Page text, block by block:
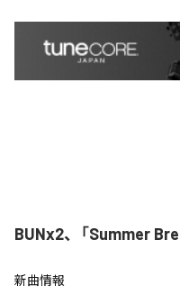
BUNx2、「Summer
新曲情報